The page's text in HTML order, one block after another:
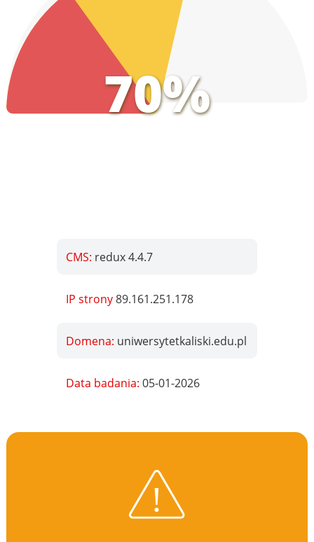
70%
CMS: redux 4.4.7
IP strony89.161.251.178
Domena: uniwersytetkaliski.edu.pl
Data badania:05-01-2026